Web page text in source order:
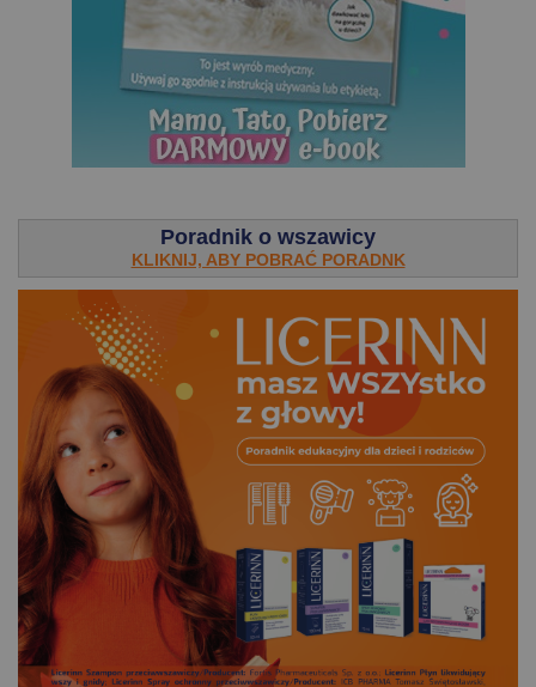
Poradnik o wszawicy
KLIKNIJ, ABY POBRAĆ PORADNK